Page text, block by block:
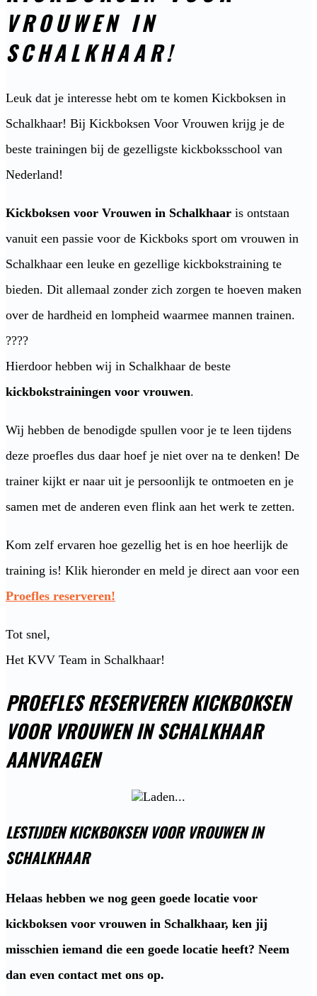
VROUWEN IN
SCHALKHAAR!
Leuk dat je interesse hebt om te komen Kickboksen in
Schalkhaar! Bij Kickboksen Voor Vrouwen krijg je de
beste trainingen bij de gezelligste kickboksschool van
Nederland!
Kickboksen voor Vrouwen in Schalkhaar is ontstaan
vanuit een passie voor de Kickboks sport om vrouwen in
Schalkhaar een leuke en gezellige kickbokstraining te
bieden. Dit allemaal zonder zich zorgen te hoeven maken
over de hardheid en lompheid waarmee mannen trainen.
????
Hierdoor hebben wij in Schalkhaar de beste
kickbokstrainingen voor vrouwen.
Wij hebben de benodigde spullen voor je te leen tijdens
deze proefles dus daar hoef je niet over na te denken! De
trainer kijkt er naar uit je persoonlijk te ontmoeten en je
samen met de anderen even flink aan het werk te zetten.
Kom zelf ervaren hoe gezellig het is en hoe heerlijk de
training is! Klik hieronder en meld je direct aan voor een
Proefles reserveren!
Tot snel,
Het KVV Team in Schalkhaar!
PROEFLES RESERVEREN KICKBOKSEN
VOOR VROUWEN IN SCHALKHAAR
AANVRAGEN
LESTIJDEN KICKBOKSEN VOOR VROUWEN IN
SCHALKHAAR
Helaas hebben we nog geen goede locatie voor
kickboksen voor vrouwen in Schalkhaar, ken jij
misschien iemand die een goede locatie heeft? Neem
dan even contact met ons op.